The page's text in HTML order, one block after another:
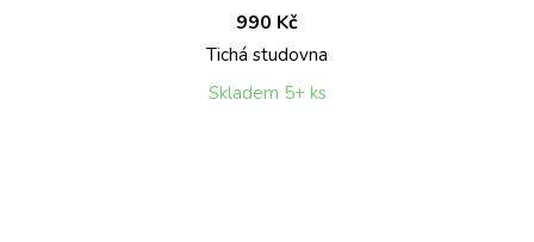
990 Kč
Tichá studovna
Skladem 5+ ks